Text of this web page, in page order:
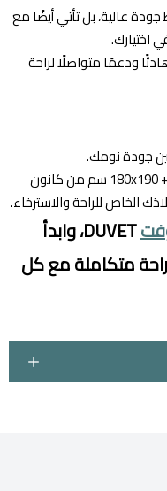
عالية، بل تأتي أيضًا مع
ودعمًا متواصلًا لراحة
جودة نومك.
اجعل مرتبة سرير سويت تفصيل مقاس 180x190 +27 سم من كانون
الخاص للراحة والاسترخاء.
DUVET، وابدأ
متكاملة مع كل